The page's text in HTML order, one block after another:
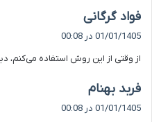
فواد گرگانی
ف
:
01/01/1405 در 00:08
از وقتی از این روش استفاده
فربد بهنام
01/01/1405 در 00:08